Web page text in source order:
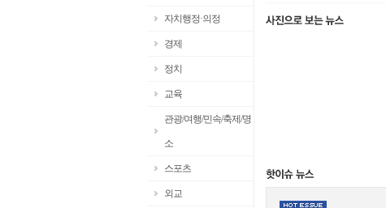
자치행정·의정
경제
정치
교육
관광/여행/민속/축제/명
소
스포츠
외교